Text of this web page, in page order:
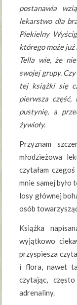
postanawia
lekarstwo dla
Piekielny
którego może już
Tella wie, że
swojej grupy.
tej książki się
pierwsza
pustynię, a
żywioły.
Przyznam
młodzieżowa
czytałam
mnie samej było
losy głównej
osób
Książka
wyjątkowo
przyspiesza
i flora, nawet
czytając,
adrenaliny.